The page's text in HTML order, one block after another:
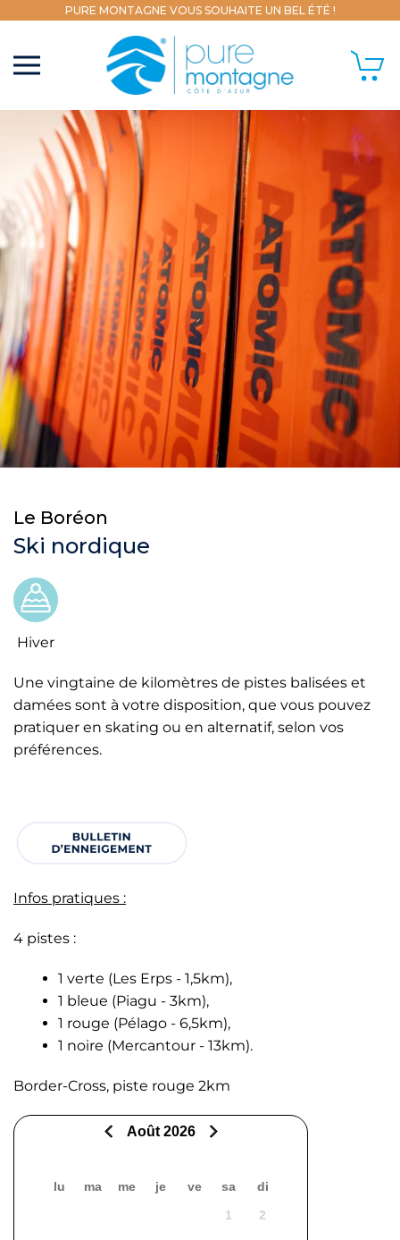
PURE MONTAGNE VOUS SOUHAITE UN BEL ÉTÉ !
Le Boréon
Ski nordique
Hiver
Une vingtaine de kilomètres de pistes balisées et
damées sont à votre disposition, que vous pouvez
pratiquer en skating ou en alternatif, selon vos
préférences.
Infos pratiques :
4 pistes :
1 verte (Les Erps - 1,5km),
1 bleue (Piagu - 3km),
1 rouge (Pélago - 6,5km),
1 noire (Mercantour - 13km).
Border-Cross, piste rouge 2km
Août 2026
lu ma me je ve sa
di
1
2